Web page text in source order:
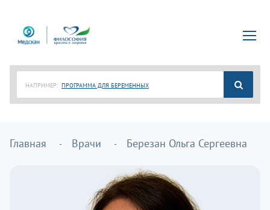
НАПРИМЕР: ПРОГРАММА ДЛЯ БЕРЕМЕННЫХ
Главная Врачи Березан Ольга Сергеевна